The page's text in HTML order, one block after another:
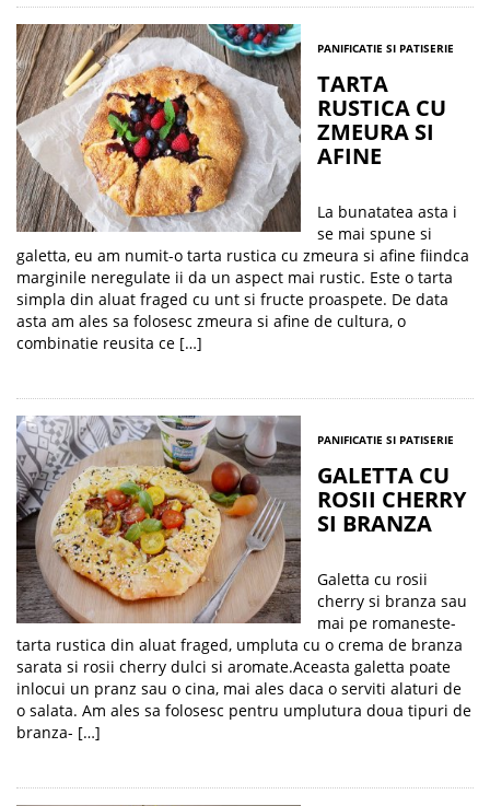
PANIFICATIE SI PATISERIE
TARTA
RUSTICA CU
ZMEURA SI
AFINE
La bunatatea asta i
se mai spune si
galetta, eu am numit-o tarta rustica cu zmeura si afine fiindca
marginile neregulate ii da un aspect mai rustic. Este o tarta
simpla din aluat fraged cu unt si fructe proaspete. De data
asta am ales sa folosesc zmeura si afine de cultura, o
combinatie reusita ce […]
PANIFICATIE SI PATISERIE
GALETTA CU
ROSII CHERRY
SI BRANZA
Galetta cu rosii
cherry si branza sau
mai pe romaneste-
tarta rustica din aluat fraged, umpluta cu o crema de branza
sarata si rosii cherry dulci si aromate.Aceasta galetta poate
inlocui un pranz sau o cina, mai ales daca o serviti alaturi de
o salata. Am ales sa folosesc pentru umplutura doua tipuri de
branza- […]